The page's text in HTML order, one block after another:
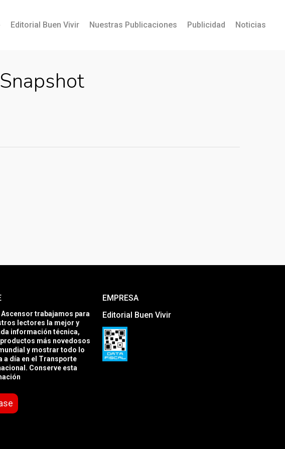
Editorial Buen Vivir Nuestras Publicaciones Publicidad Noticias
Ascensor trabajamos para
lectores la mejor y
información técnica,
más novedosos
y mostrar todo lo
a día en el Transporte
Conserve esta
EMPRESA
Editorial Buen Vivir